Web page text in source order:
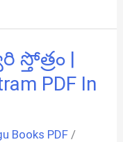
స్తోత్రం |
PDF In
Books PDF /